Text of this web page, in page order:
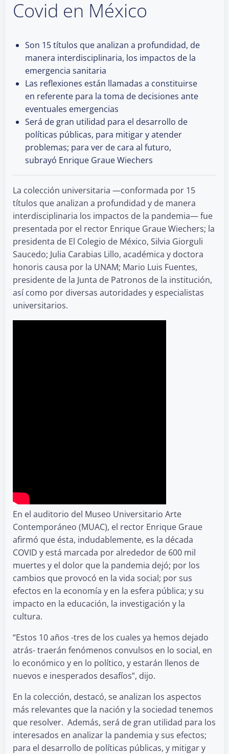
Covid en México
Son 15 títulos que analizan a profundidad, de
manera interdisciplinaria, los impactos de la
emergencia sanitaria
Las reflexiones están llamadas a constituirse
en referente para la toma de decisiones ante
eventuales emergencias
Será de gran utilidad para el desarrollo de
políticas públicas, para mitigar y atender
problemas; para ver de cara al futuro,
subrayó Enrique Graue Wiechers
La colección universitaria —conformada por 15
títulos que analizan a profundidad y de manera
interdisciplinaria los impactos de la pandemia— fue
presentada por el rector Enrique Graue Wiechers; la
presidenta de El Colegio de México, Silvia Giorguli
Saucedo; Julia Carabias Lillo, académica y doctora
honoris causa por la UNAM; Mario Luis Fuentes,
presidente de la Junta de Patronos de la institución,
así como por diversas autoridades y especialistas
universitarios.
En el auditorio del Museo Universitario Arte
Contemporáneo (MUAC), el rector Enrique Graue
afirmó que ésta, indudablemente, es la década
COVID y está marcada por alrededor de 600 mil
muertes y el dolor que la pandemia dejó; por los
cambios que provocó en la vida social; por sus
efectos en la economía y en la esfera pública; y su
impacto en la educación, la investigación y la
cultura.
“Estos 10 años -tres de los cuales ya hemos dejado
atrás- traerán fenómenos convulsos en lo social, en
lo económico y en lo político, y estarán llenos de
nuevos e inesperados desafíos”, dijo.
En la colección, destacó, se analizan los aspectos
más relevantes que la nación y la sociedad tenemos
que resolver. Además, será de gran utilidad para los
interesados en analizar la pandemia y sus efectos;
para el desarrollo de políticas públicas, y mitigar y